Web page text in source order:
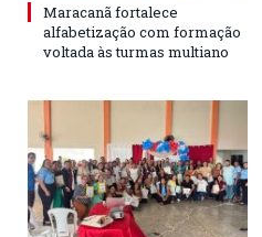
Maracanã fortalece
alfabetização com formação
voltada às turmas multiano